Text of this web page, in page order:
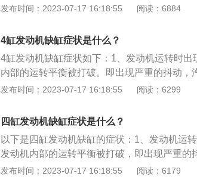
况一般会有比较明显的噪音发出，检查机油的
机。4、ECU故障，如果是高压共轨发动机，
出现问题导致的缺缸。解决方法：到维修点
严重：由于燃油、机油质量较低，发动机内燃
碳，会导致缺缸。解决方法：及时清理积碳，
气管冒黑烟。2、发动机缺缸的原因：（1）点
有积碳或喷油嘴滤网堵塞，导致不能精确喷射
发布时间：2023-07-17 16:18:55 阅读：6884
4缸发动机缺缸症状是什么？
4缸发动机缺缸症状如下：1、发动机运转时
内部的运转平衡被打破。即出现严重的抖动，
机，抖动将会越严重。2、汽车动力下降，且
的运转噪音。3、排气管排出黑烟。如果发动
话，即使发动机缺缸，燃油还是照旧喷射，没
为碳小颗粒没有完全燃烧，所以会呈黑烟状态
缸会造成发动机的启动困难，甚至熄火；发动
这一现象就会越严重。
发布时间：2023-07-17 16:18:55 阅读：6299
四缸发动机缺缸症状是什么？
以下是四缸发动机缺缸的症状：1、发动机运
发动机内部的运转平衡被打破，即出现严重的
的发动机，抖动将会越严重。2、汽车动力下
发布时间：2023-07-17 16:18:55 阅读：6179